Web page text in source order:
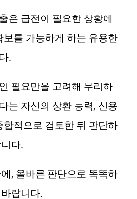
은 급전이 필요한 상황에
보를 가능하게 하는 유용한
.
필요만을 고려해 무리하
는 자신의 상환 능력, 신용
합적으로 검토한 뒤 판단하
다.
, 올바른 판단으로 똑똑하
랍니다.